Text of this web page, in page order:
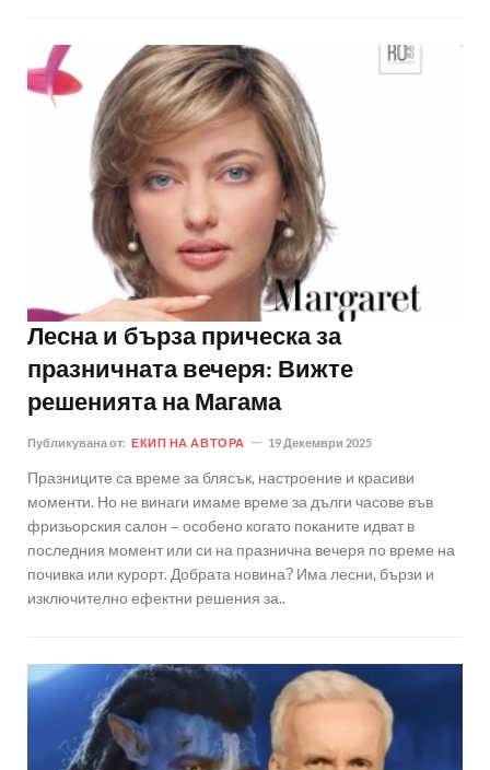
Лесна и бърза прическа за
празничната вечеря: Вижте
решенията на Магама
Публикувана от: ЕКИП НА АВТОРА 19 Декември 2025
Празниците са време за блясък, настроение и красиви
моменти. Но не винаги имаме време за дълги часове във
фризьорския салон – особено когато поканите идват в
последния момент или си на празнична вечеря по време на
почивка или курорт. Добрата новина? Има лесни, бързи и
изключително ефектни решения за..